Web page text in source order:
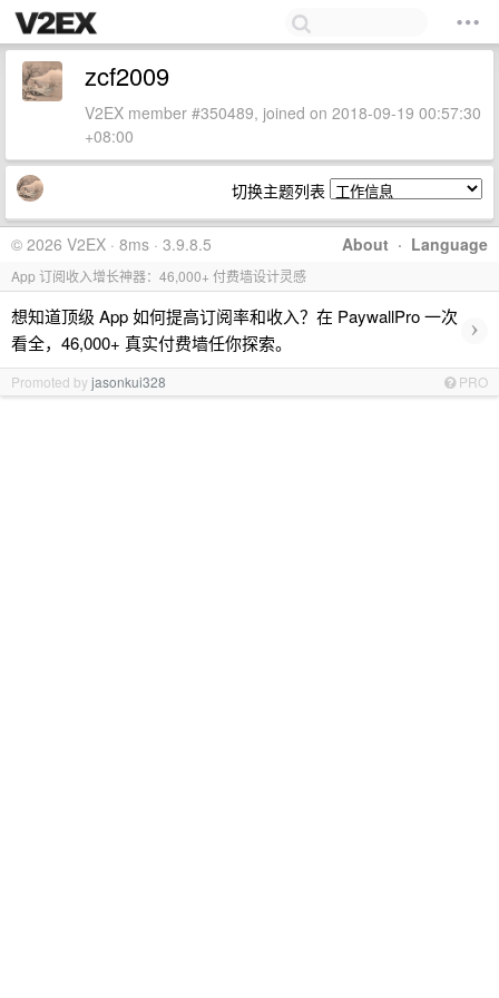
zcf2009
V2EX member #350489, joined on 2018-09-19 00:57:30
+08:00
切换主题列表
About · Language
© 2026 V2EX · 8ms · 3.9.8.5
App 订阅收入增长神器：46,000+ 付费墙设计灵感
想知道顶级 App 如何提高订阅率和收入？在 PaywallPro 一次
看全，46,000+ 真实付费墙任你探索。
›
Promoted byjasonkui328 PRO